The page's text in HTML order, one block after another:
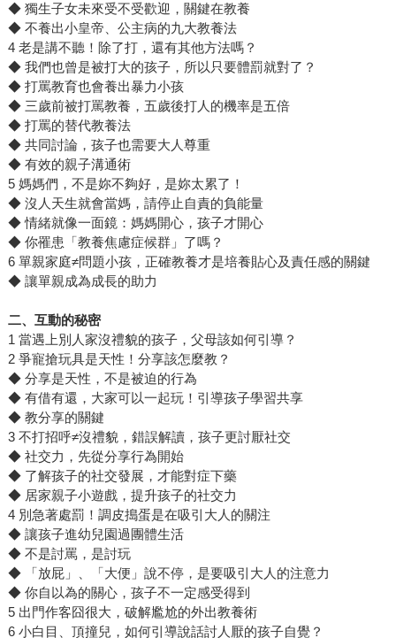
◆ 獨生子女未來受不受歡迎，關鍵在教養
◆ 不養出小皇帝、公主病的九大教養法
4 老是講不聽！除了打，還有其他方法嗎？
◆ 我們也曾是被打大的孩子，所以只要體罰就對了？
◆ 打罵教育也會養出暴力小孩
◆ 三歲前被打罵教養，五歲後打人的機率是五倍
◆ 打罵的替代教養法
◆ 共同討論，孩子也需要大人尊重
◆ 有效的親子溝通術
5 媽媽們，不是妳不夠好，是妳太累了！
◆ 沒人天生就會當媽，請停止自責的負能量
◆ 情緒就像一面鏡：媽媽開心，孩子才開心
◆ 你罹患「教養焦慮症候群」了嗎？
6 單親家庭≠問題小孩，正確教養才是培養貼心及責任感的關鍵
◆ 讓單親成為成長的助力
二、互動的秘密
1 當遇上別人家沒禮貌的孩子，父母該如何引導？
2 爭寵搶玩具是天性！分享該怎麼教？
◆ 分享是天性，不是被迫的行為
◆ 有借有還，大家可以一起玩！引導孩子學習共享
◆ 教分享的關鍵
3 不打招呼≠沒禮貌，錯誤解讀，孩子更討厭社交
◆ 社交力，先從分享行為開始
◆ 了解孩子的社交發展，才能對症下藥
◆ 居家親子小遊戲，提升孩子的社交力
4 別急著處罰！調皮搗蛋是在吸引大人的關注
◆ 讓孩子進幼兒園過團體生活
◆ 不是討罵，是討玩
◆ 「放屁」、「大便」說不停，是要吸引大人的注意力
◆ 你自以為的關心，孩子不一定感受得到
5 出門作客囧很大，破解尷尬的外出教養術
6 小白目、頂撞兒，如何引導說話討人厭的孩子自覺？